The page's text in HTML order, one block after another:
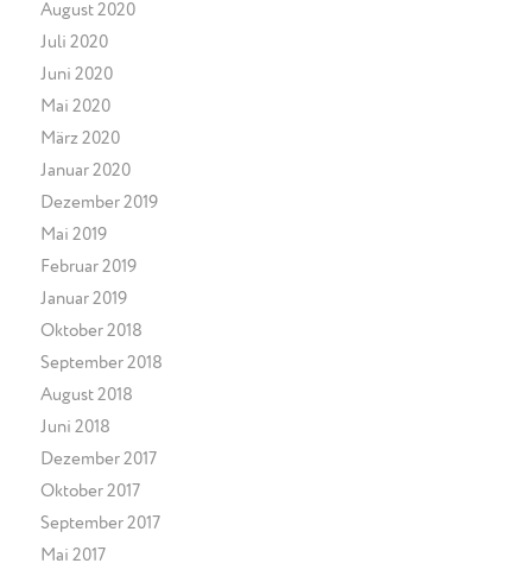
August 2020
Juli 2020
Juni 2020
Mai 2020
März 2020
Januar 2020
Dezember 2019
Mai 2019
Februar 2019
Januar 2019
Oktober 2018
September 2018
August 2018
Juni 2018
Dezember 2017
Oktober 2017
September 2017
Mai 2017